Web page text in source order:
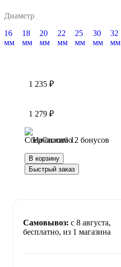
Диаметр
16
мм
18
мм
20
мм
22
мм
25
мм
30
мм
32
мм
1 235 ₽
1 279 ₽
Начислим 12 бонусов
В корзину
Быстрый заказ
Самовывоз: c 8 августа,
бесплатно, из 1 магазина